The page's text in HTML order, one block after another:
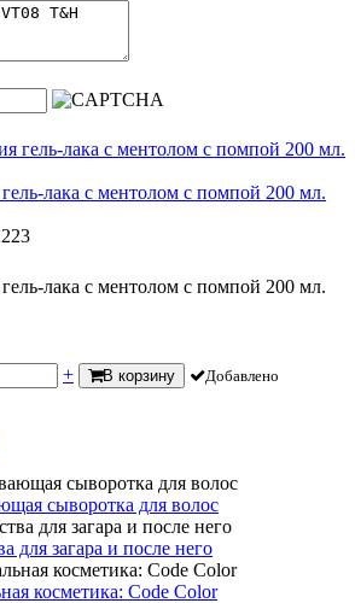
лака с ментолом с помпой 200 мл.
лака с ментолом с помпой 200 мл.
+ В корзину Добавлено
сыворотка для волос
для загара и после него
косметика: Code Color